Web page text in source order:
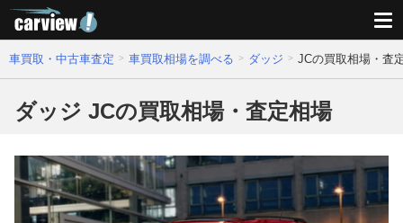
車買取・中古車査定 車買取相場を調べる ダッジ JCの買取相場・査
ダッジ JCの買取相場・査定相場